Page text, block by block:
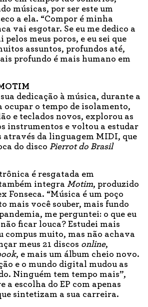
músicas, por ser este um
a ela. “Compor é minha
vai esgotar. Se eu me dedico a
pelos meus poros, e eu sei que
assuntos, profundos até,
profundo é mais humano em
dedicação à música, durante a
ocupar o tempo de isolamento,
e teclados novos, explorou as
instrumentos e voltou a estudar
através da linguagem MIDI, que
do disco Pierrot do Brasil
é resgatada em
integra Motim, produzido
Fonseca. “Música é um poço
mais você souber, mais fundo
me perguntei: o que eu
ficar louca? Estudei mais
compus muito, mas não achava
meus 21 discos online,
, e mais um álbum cheio novo.
e o mundo digital mudou as
Ninguém tem tempo mais”,
a escolha do EP com apenas
sintetizam a sua carreira.